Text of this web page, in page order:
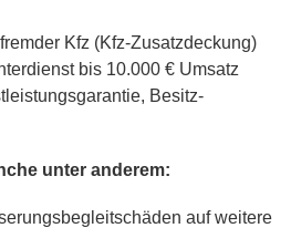
Kfz (Kfz-Zusatzdeckung)
bis 10.000 € Umsatz
Besitz­
unter anderem:
auf weitere